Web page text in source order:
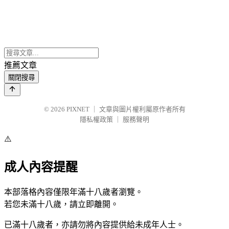
推薦文章
關閉搜尋
© 2026 PIXNET
文章與圖片權利屬原作者所有
隱私權政策
服務聲明
⚠️
成人內容提醒
本部落格內容僅限年滿十八歲者瀏覽。
若您未滿十八歲，請立即離開。
已滿十八歲者，亦請勿將內容提供給未成年人士。